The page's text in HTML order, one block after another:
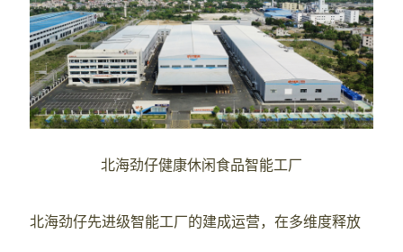
北海劲仔健康休闲食品智能工厂
北海劲仔先进级智能工厂的建成运营，在多维度释放